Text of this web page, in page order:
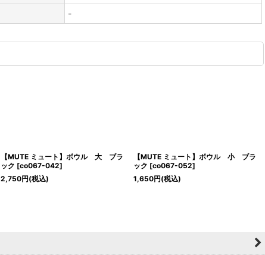
-
【MUTE ミュート】ボウル 大 ブラ
ック [co067-042]
2,750円(税込)
【MUTE ミュート】ボウル 小 ブラ
ック [co067-052]
1,650円(税込)